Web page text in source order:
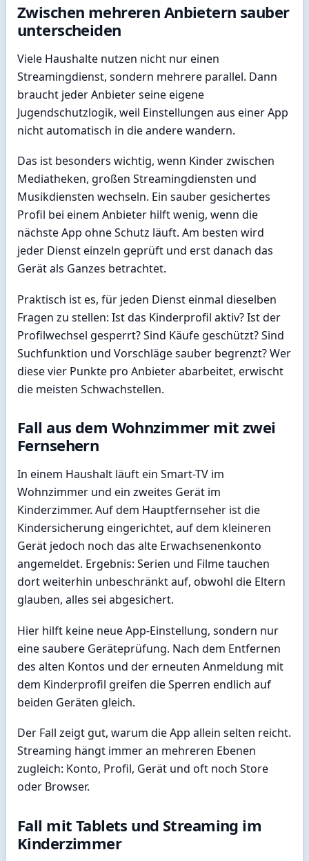
Zwischen mehreren Anbietern sauber
unterscheiden
Viele Haushalte nutzen nicht nur einen
Streamingdienst, sondern mehrere parallel. Dann
braucht jeder Anbieter seine eigene
Jugendschutzlogik, weil Einstellungen aus einer App
nicht automatisch in die andere wandern.
Das ist besonders wichtig, wenn Kinder zwischen
Mediatheken, großen Streamingdiensten und
Musikdiensten wechseln. Ein sauber gesichertes
Profil bei einem Anbieter hilft wenig, wenn die
nächste App ohne Schutz läuft. Am besten wird
jeder Dienst einzeln geprüft und erst danach das
Gerät als Ganzes betrachtet.
Praktisch ist es, für jeden Dienst einmal dieselben
Fragen zu stellen: Ist das Kinderprofil aktiv? Ist der
Profilwechsel gesperrt? Sind Käufe geschützt? Sind
Suchfunktion und Vorschläge sauber begrenzt? Wer
diese vier Punkte pro Anbieter abarbeitet, erwischt
die meisten Schwachstellen.
Fall aus dem Wohnzimmer mit zwei
Fernsehern
In einem Haushalt läuft ein Smart-TV im
Wohnzimmer und ein zweites Gerät im
Kinderzimmer. Auf dem Hauptfernseher ist die
Kindersicherung eingerichtet, auf dem kleineren
Gerät jedoch noch das alte Erwachsenenkonto
angemeldet. Ergebnis: Serien und Filme tauchen
dort weiterhin unbeschränkt auf, obwohl die Eltern
glauben, alles sei abgesichert.
Hier hilft keine neue App-Einstellung, sondern nur
eine saubere Geräteprüfung. Nach dem Entfernen
des alten Kontos und der erneuten Anmeldung mit
dem Kinderprofil greifen die Sperren endlich auf
beiden Geräten gleich.
Der Fall zeigt gut, warum die App allein selten reicht.
Streaming hängt immer an mehreren Ebenen
zugleich: Konto, Profil, Gerät und oft noch Store
oder Browser.
Fall mit Tablets und Streaming im
Kinderzimmer